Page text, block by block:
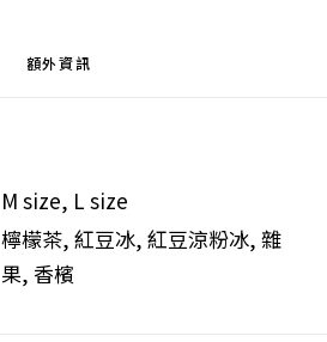
額外資訊
M size, L size
檸檬茶, 紅豆冰, 紅豆涼粉冰, 雜
果, 香檳